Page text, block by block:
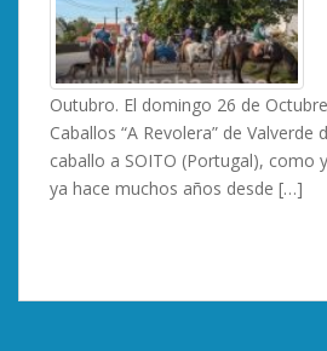
Outubro. El domingo 26 de
Caballos “A Revolera” de Valverde
caballo a SOITO (Portugal), como
ya hace muchos años desde […]